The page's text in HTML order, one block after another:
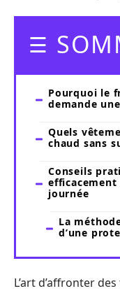
Pourquoi le
demande
Quels
chaud sans
Conseils
journée
La
d’une
L’art d’affronter